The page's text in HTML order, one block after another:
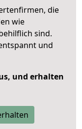
die
wie
sind.
und
und erhalten